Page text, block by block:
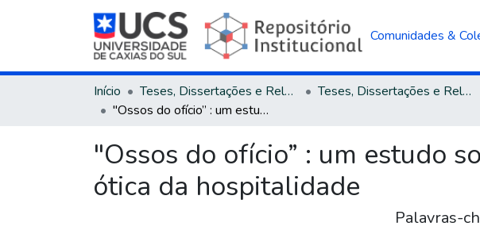
Comunidades &
Início Teses, Dissertações e Relatórios Teses, Dissertações e Relatórios defendidos na UCS
"Ossos do ofício” : um estudo sobre a profissão guia de turismo sob a ótica da hospitalidade
"Ossos do ofício” : um estudo
ótica da hospitalidade
Palavras-